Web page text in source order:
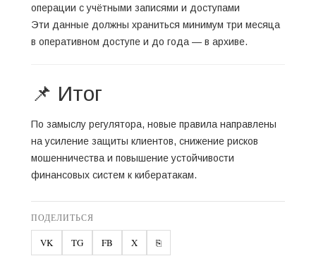
операции с учётными записями и доступами
Эти данные должны храниться минимум три месяца
в оперативном доступе и до года — в архиве.
📌 Итог
По замыслу регулятора, новые правила направлены
на усиление защиты клиентов, снижение рисков
мошенничества и повышение устойчивости
финансовых систем к кибератакам.
ПОДЕЛИТЬСЯ
VK TG FB X ⎘